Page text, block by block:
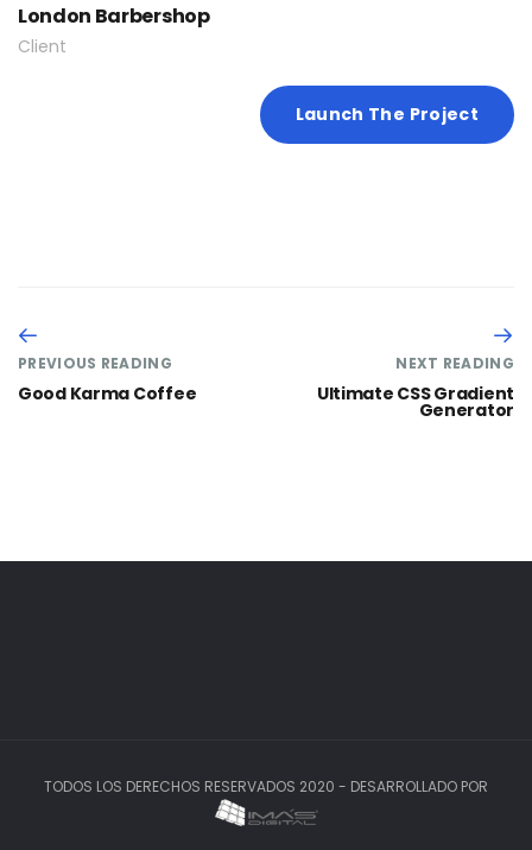
London Barbershop
Client
Launch The Project
PREVIOUS READING
Good Karma Coffee
NEXT READING
Ultimate CSS Gradient
Generator
TODOS LOS DERECHOS RESERVADOS 2020 - DESARROLLADO POR